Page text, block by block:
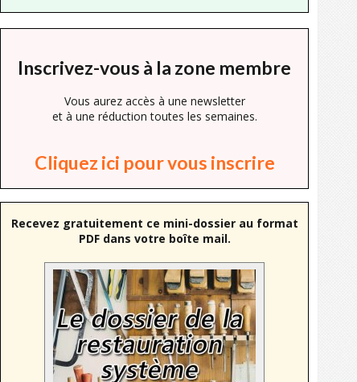
Inscrivez-vous à la zone membre
Vous aurez accès à une newsletter
et à une réduction toutes les semaines.
Cliquez ici pour vous inscrire
Recevez gratuitement ce mini-dossier au format
PDF dans votre boîte mail.